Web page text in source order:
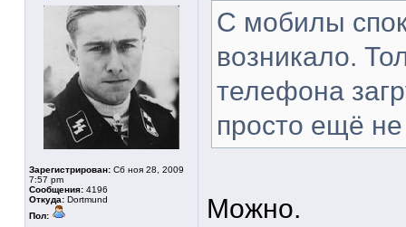
Зарегистрирован: Сб ноя 28, 2009
7:57 pm
Сообщения: 4196
Откуда: Dortmund
Пол:
С мобилы
возникало.
телефона
просто ещё
Можно.